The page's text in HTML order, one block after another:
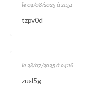
le 04/08/2025 à 21:51
tzpv0d
le 28/07/2025 à 04:16
zual5g